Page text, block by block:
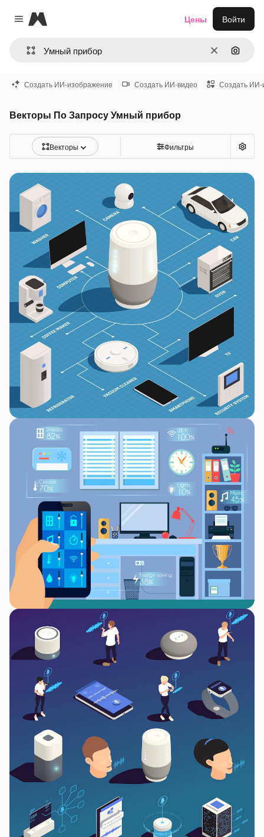
Close menu
Magnific
ОчиститьПоиск
Цены Войти
Создать ИИ-изображение Создать ИИ-видео Создать ИИ-
Векторы По Запросу Умный прибор
Векторы Фильтры